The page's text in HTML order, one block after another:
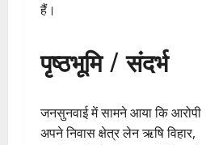
हैं।
पृष्ठभूमि / संदर्भ
जनसुनवाई में सामने आया कि आरोपी
अपने निवास क्षेत्र लेन ऋषि विहार,